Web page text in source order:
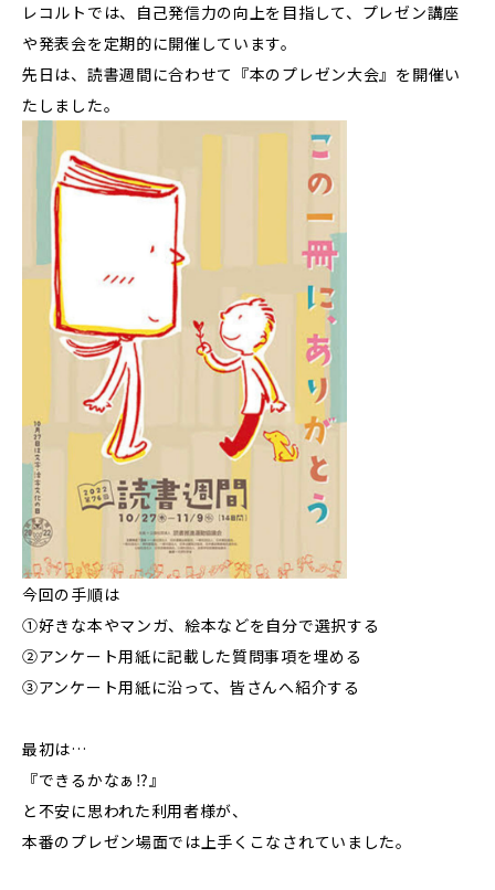
レコルトでは、自己発信力の向上を目指して、プレゼン講座
や発表会を定期的に開催しています。
先日は、読書週間に合わせて『本のプレゼン大会』を開催い
たしました。
今回の手順は
①好きな本やマンガ、絵本などを自分で選択する
②アンケート用紙に記載した質問事項を埋める
③アンケート用紙に沿って、皆さんへ紹介する
最初は…
『できるかなぁ⁉️』
と不安に思われた利用者様が、
本番のプレゼン場面では上手くこなされていました。